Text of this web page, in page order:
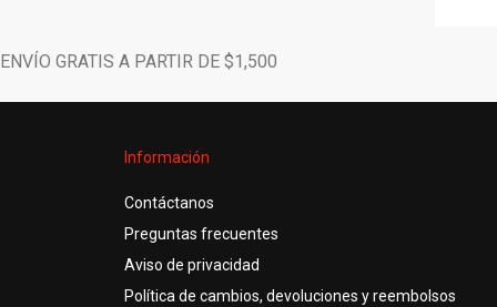
ENVÍO GRATIS A PARTIR DE $1,500
Información
Contáctanos
Preguntas frecuentes
Aviso de privacidad
Política de cambios, devoluciones y reembolsos